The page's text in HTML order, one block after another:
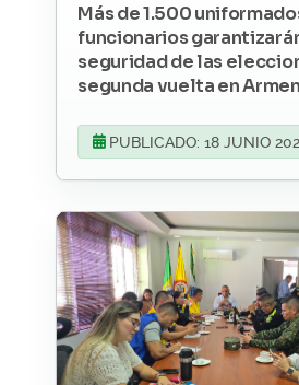
Más de 1.500
funcionarios
seguridad de las
segunda vuelta en
PUBLICADO: 18 JUNIO